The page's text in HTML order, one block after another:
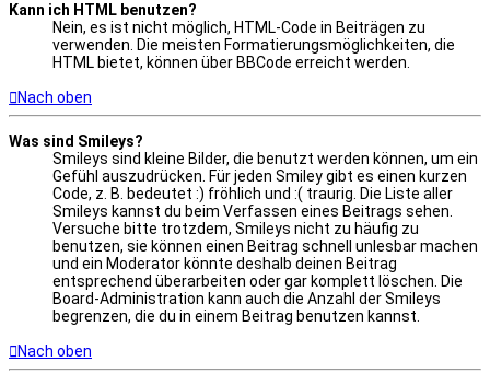
Kann ich HTML benutzen?
Nein, es ist nicht möglich, HTML-Code in Beiträgen zu
verwenden. Die meisten Formatierungsmöglichkeiten, die
HTML bietet, können über BBCode erreicht werden.
Nach oben
Was sind Smileys?
Smileys sind kleine Bilder, die benutzt werden können, um ein
Gefühl auszudrücken. Für jeden Smiley gibt es einen kurzen
Code, z. B. bedeutet :) fröhlich und :( traurig. Die Liste aller
Smileys kannst du beim Verfassen eines Beitrags sehen.
Versuche bitte trotzdem, Smileys nicht zu häufig zu
benutzen, sie können einen Beitrag schnell unlesbar machen
und ein Moderator könnte deshalb deinen Beitrag
entsprechend überarbeiten oder gar komplett löschen. Die
Board-Administration kann auch die Anzahl der Smileys
begrenzen, die du in einem Beitrag benutzen kannst.
Nach oben